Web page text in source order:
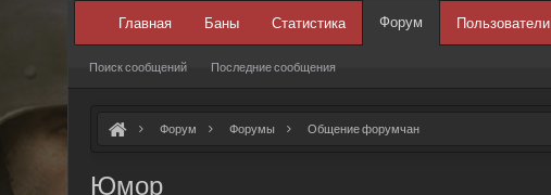
Форум Форумы Общение форумчан
Юмор
Главная Баны Статистика Форум
Поиск сообщений Последние сообщения
Пользователи